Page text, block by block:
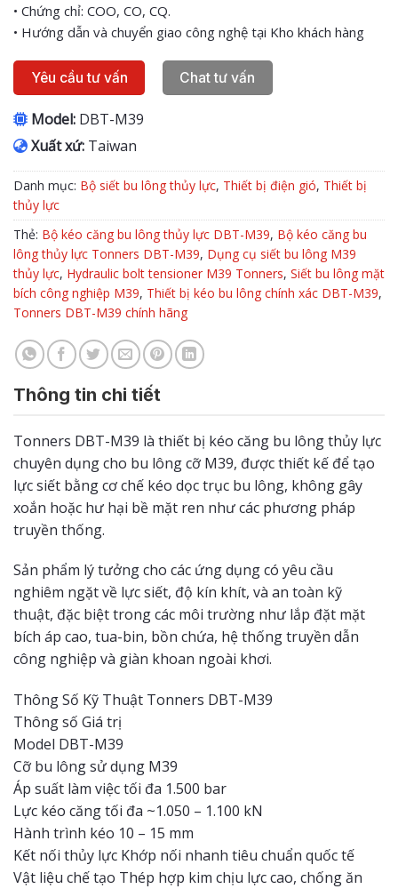
• Chứng chỉ: COO, CO, CQ.
• Hướng dẫn và chuyển giao công nghệ tại Kho khách hàng
Yêu cầu tư vấn Chat tư vấn
Model: DBT-M39
Xuất xứ: Taiwan
Danh mục: Bộ siết bu lông thủy lực, Thiết bị điện gió, Thiết bị
thủy lực
Thẻ: Bộ kéo căng bu lông thủy lực DBT-M39, Bộ kéo căng bu
lông thủy lực Tonners DBT-M39, Dụng cụ siết bu lông M39
thủy lực, Hydraulic bolt tensioner M39 Tonners, Siết bu lông mặt
bích công nghiệp M39, Thiết bị kéo bu lông chính xác DBT-M39,
Tonners DBT-M39 chính hãng
Thông tin chi tiết
Tonners DBT-M39 là thiết bị kéo căng bu lông thủy lực
chuyên dụng cho bu lông cỡ M39, được thiết kế để tạo
lực siết bằng cơ chế kéo dọc trục bu lông, không gây
xoắn hoặc hư hại bề mặt ren như các phương pháp
truyền thống.
Sản phẩm lý tưởng cho các ứng dụng có yêu cầu
nghiêm ngặt về lực siết, độ kín khít, và an toàn kỹ
thuật, đặc biệt trong các môi trường như lắp đặt mặt
bích áp cao, tua-bin, bồn chứa, hệ thống truyền dẫn
công nghiệp và giàn khoan ngoài khơi.
Thông Số Kỹ Thuật Tonners DBT-M39
Thông số Giá trị
Model DBT-M39
Cỡ bu lông sử dụng M39
Áp suất làm việc tối đa 1.500 bar
Lực kéo căng tối đa ~1.050 – 1.100 kN
Hành trình kéo 10 – 15 mm
Kết nối thủy lực Khớp nối nhanh tiêu chuẩn quốc tế
Vật liệu chế tạo Thép hợp kim chịu lực cao, chống ăn